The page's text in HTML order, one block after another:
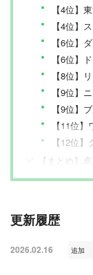
【4位】
【4位】ス
【6位】
【6位】
【8位】
【9位】ニト
【9位】
【11位
【12位】
【まとめ】
更新履歴
2026.02.16 追加